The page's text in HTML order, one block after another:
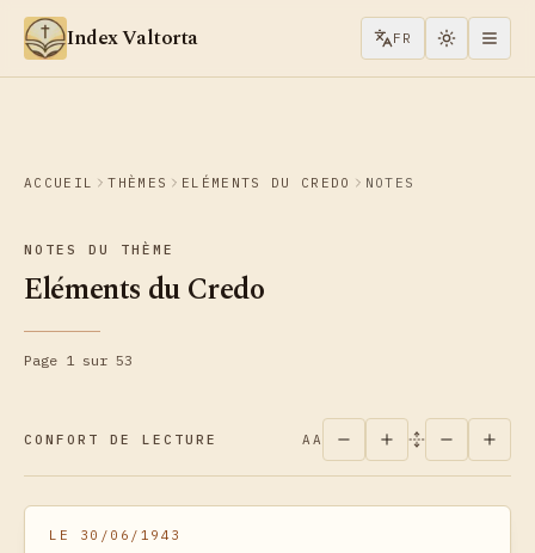
Aller au contenu
Index Valtorta FR
ACCUEIL THÈMES ELÉMENTS DU CREDO NOTES
NOTES DU THÈME
Eléments du Credo
Page 1 sur 53
CONFORT DE LECTURE AA
LE 30/06/1943